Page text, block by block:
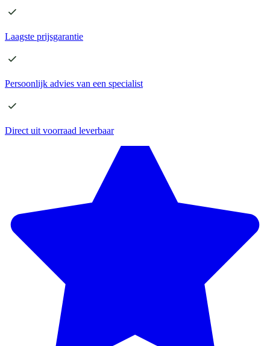
Laagste prijsgarantie
Persoonlijk advies van een specialist
Direct uit voorraad leverbaar